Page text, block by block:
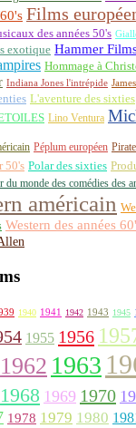
Films
des années 50's
exotique Hammer
Hommage à
Indiana Jones l'intrépide
L'aventure des sixties
Lino Ventura
Péplum européen
50's Polar des sixties
du monde des comédies des
américain
Western des années
1940 1941 1942 1943 1945
1955 1956
1962 1963
1968 1969 1970
1978 1979 1980